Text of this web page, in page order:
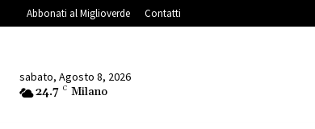
Abbonati al Miglioverde Contatti
sabato, Agosto 8, 2026
24.7 C Milano